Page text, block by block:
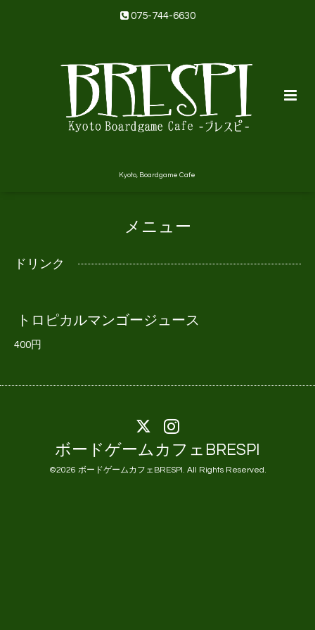
075-744-6630
Kyoto, Boardgame Cafe
メニュー
ドリンク
トロピカルマンゴージュース
400円
ボードゲームカフェBRESPI
©2026 ボードゲームカフェBRESPI . All Rights Reserved.